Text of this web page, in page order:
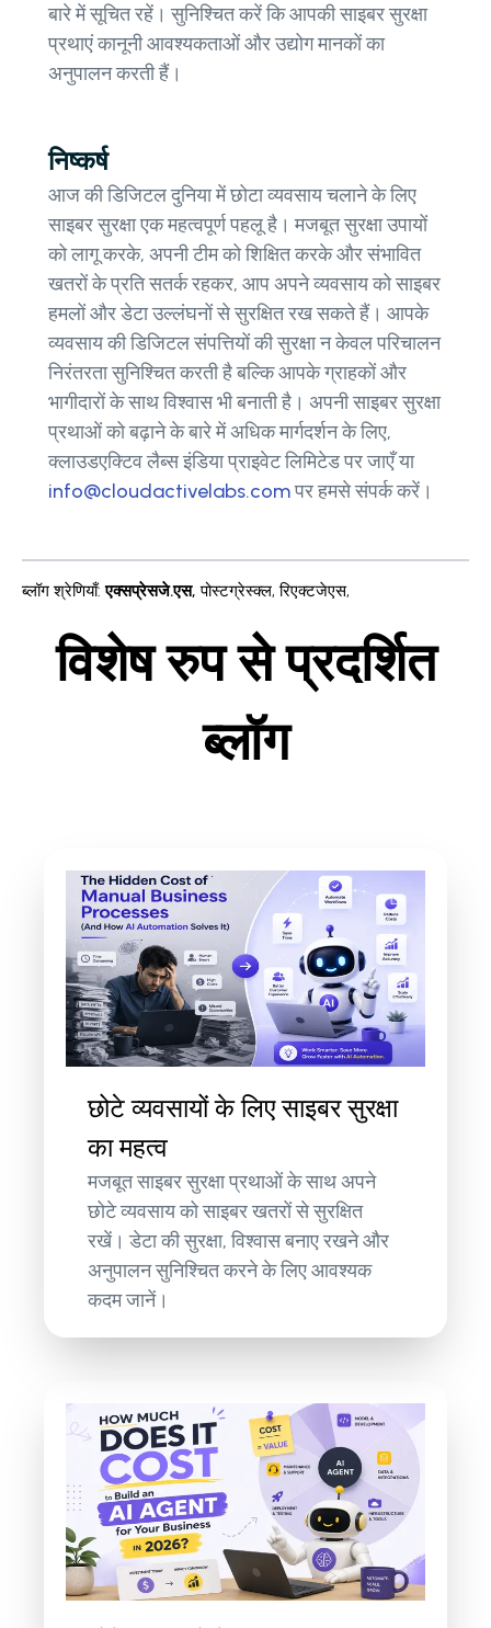
बारे में सूचित रहें। सुनिश्चित करें कि आपकी साइबर सुरक्षा
प्रथाएं कानूनी आवश्यकताओं और उद्योग मानकों का
अनुपालन करती हैं।
निष्कर्ष
आज की डिजिटल दुनिया में छोटा व्यवसाय चलाने के लिए
साइबर सुरक्षा एक महत्वपूर्ण पहलू है। मजबूत सुरक्षा उपायों
को लागू करके, अपनी टीम को शिक्षित करके और संभावित
खतरों के प्रति सतर्क रहकर, आप अपने व्यवसाय को साइबर
हमलों और डेटा उल्लंघनों से सुरक्षित रख सकते हैं। आपके
व्यवसाय की डिजिटल संपत्तियों की सुरक्षा न केवल परिचालन
निरंतरता सुनिश्चित करती है बल्कि आपके ग्राहकों और
भागीदारों के साथ विश्वास भी बनाती है। अपनी साइबर सुरक्षा
प्रथाओं को बढ़ाने के बारे में अधिक मार्गदर्शन के लिए,
क्लाउडएक्टिव लैब्स इंडिया प्राइवेट लिमिटेड पर जाएँ या
info@cloudactivelabs.comपर हमसे संपर्क करें।
ब्लॉग श्रेणियाँ: एक्सप्रेसजे.एस, पोस्टग्रेस्क्ल,रिएक्टजेएस,
विशेष रुप से प्रदर्शित
ब्लॉग
छोटे व्यवसायों के लिए साइबर सुरक्षा
का महत्व
मजबूत साइबर सुरक्षा प्रथाओं के साथ अपने
छोटे व्यवसाय को साइबर खतरों से सुरक्षित
रखें। डेटा की सुरक्षा, विश्वास बनाए रखने और
अनुपालन सुनिश्चित करने के लिए आवश्यक
कदम जानें।